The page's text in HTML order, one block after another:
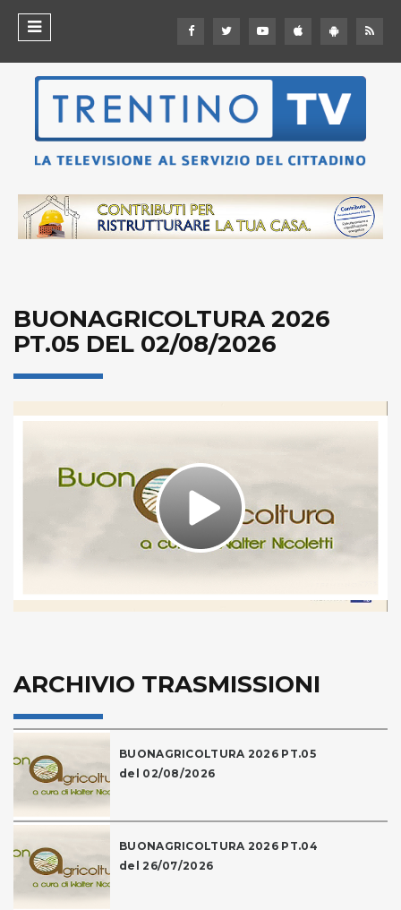
BUONAGRICOLTURA 2026
PT.05 DEL 02/08/2026
Play
Video
ARCHIVIO TRASMISSIONI
BUONAGRICOLTURA 2026 PT.05
del 02/08/2026
BUONAGRICOLTURA 2026 PT.04
del 26/07/2026